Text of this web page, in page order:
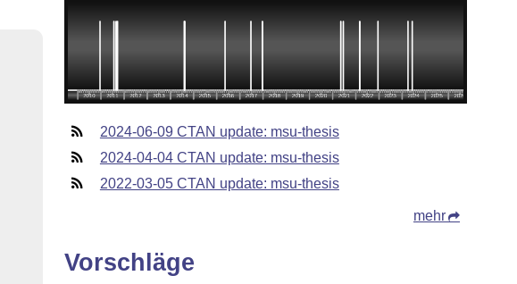
2024-06-09 CTAN update: msu-thesis
2024-04-04 CTAN update: msu-thesis
2022-03-05 CTAN update: msu-thesis
mehr
Vorschläge